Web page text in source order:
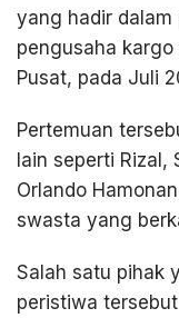
yang hadir dalam
pengusaha
Pusat, pada Juli
Pertemuan
lain seperti Rizal,
Orlando
swasta yang
Salah satu pihak
peristiwa